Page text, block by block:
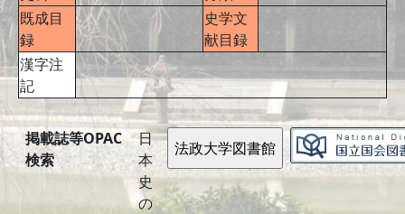
既成目
録
史学文
献目録
漢字注
記
掲載誌等OPAC
検索
日
本
史
の